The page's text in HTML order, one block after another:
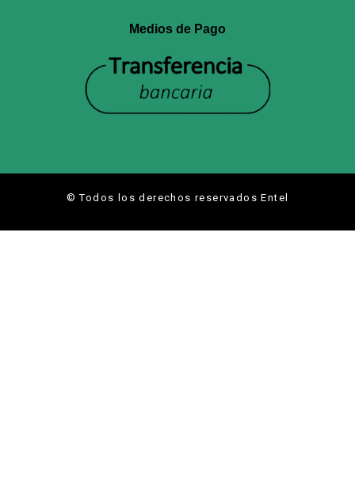
Medios de Pago
© Todos los derechos reservados Entel